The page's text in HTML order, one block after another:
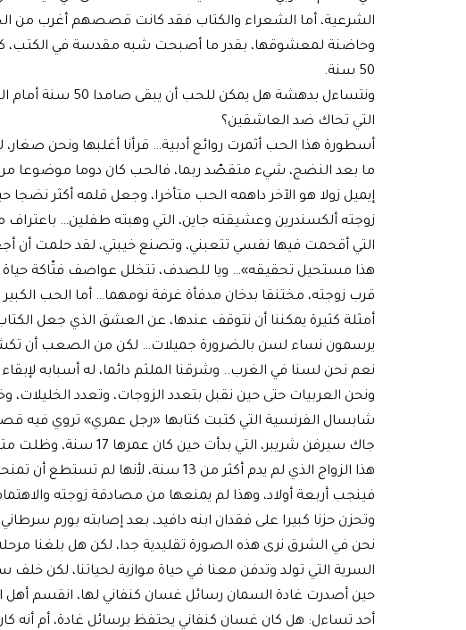
الشرعية، أما الشعراء والكتاب فقد كانت قصصهم أغرب من
وحاضنة لمعشوقها، بقدر ما أصبحت شبه مقدسة في الكتب،
50 سنة.
ونتساءل بدهشة هل
التي تحاك ضد العاشقين؟
أسطورة هذا الحب أثمرت روائع أدبية… قرأنا أغلبها ونحن
ما بعد النضج، شيء متقصّد ربما، فالحب كان دوما موضوعا
إيميل زولا هو الآخر داهمه الحب متأخرا، وجعل قلمه أكثر
زوجته ألكسندرين وعشيقته جاين، التي وهبته طفلين…
التي أقحمت فيها نفسي تتعبني، وتصنع خيبتي، لقد حلمت أن
هذا مستحيل تحقيقه»… ويا للصدف، تتخلل عواصف فتّاكة
قرب زوجته، مختنقا بدخان مدفأة غرفة نومهما… أما الحب الكبير
أمثلة كثيرة يمكننا أن نتوقف عندها، عن العشق الذي جعل
يرسمون نساء لسن بالضرورة جميلات… لكن من الصعب أن
نعم نحن لسنا في الغرب.. وشرقنا الملثم دائما، له أسبابه
ونحن العربيات حتى حين نقبل بتعدد الزوجات، وتعدد الخليلات،
شابسال الفرنسية التي كتبت كتابها «رجل عمري» تروي فيه
جاك سيرفن شريبر، التي
هذا الزواج الذي لم يدم أكثر من 13 سنة،
فينجب أربعة أولاد، وهذا لم يمنعها من مصادقة زوجته
وتحزن حزنا كبيرا على فقدان ابنه دافيد، بعد إصابته بورم
نحن في الشرق نرى هذه الصورة تقليدية جدا، لكن هل بلغنا مرحلة
السرية التي تولد وتدفن معنا في حياة موازية لحياتنا، لكن خلف
حين أصدرت غادة السمان رسائل غسان كنفاني لها، انقسم أهل
أحد تساءل: هل كان غسان كنفاني يحتفظ برسائل غادة، أم أنه